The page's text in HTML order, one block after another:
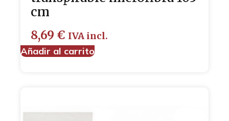
cm
8,69 € IVA incl.
Añadir al carrito